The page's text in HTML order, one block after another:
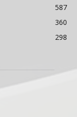
587
360
298